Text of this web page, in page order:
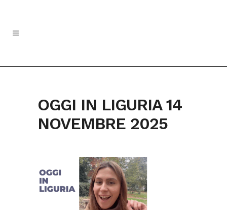
OGGI IN LIGURIA 14
NOVEMBRE 2025